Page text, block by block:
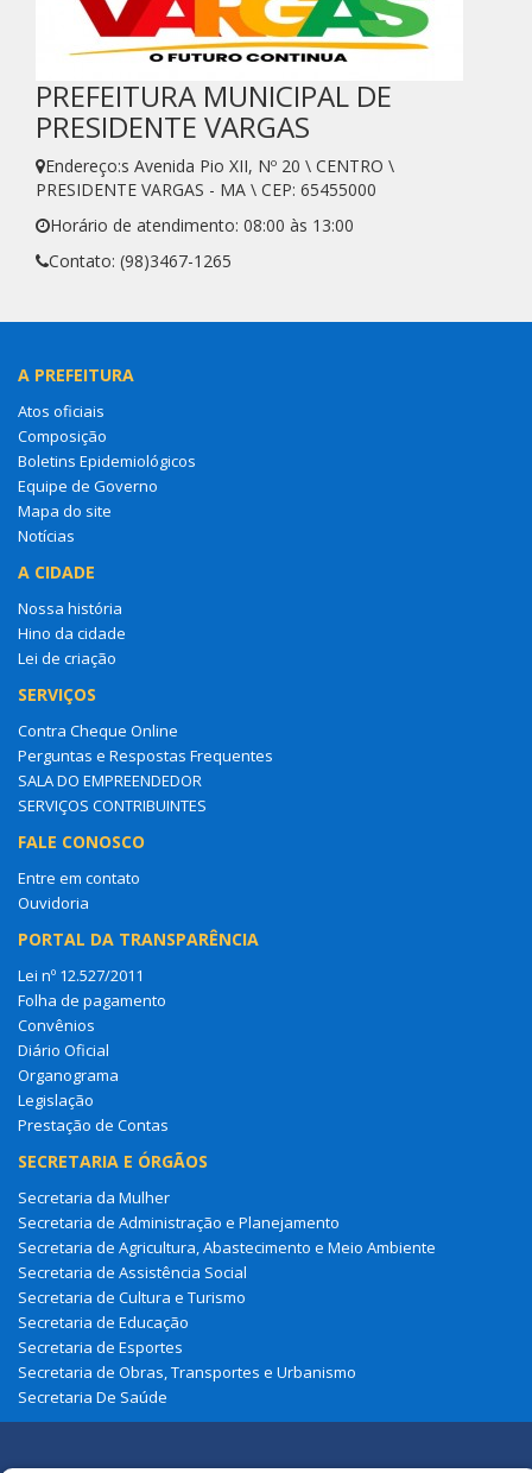
PREFEITURA MUNICIPAL DE
PRESIDENTE VARGAS
Endereço:s Avenida Pio XII, Nº 20 \ CENTRO \
PRESIDENTE VARGAS - MA \ CEP: 65455000
Horário de atendimento: 08:00 às 13:00
Contato: (98)3467-1265
A PREFEITURA
Atos oficiais
Composição
Boletins Epidemiológicos
Equipe de Governo
Mapa do site
Notícias
A CIDADE
Nossa história
Hino da cidade
Lei de criação
SERVIÇOS
Contra Cheque Online
Perguntas e Respostas Frequentes
SALA DO EMPREENDEDOR
SERVIÇOS CONTRIBUINTES
FALE CONOSCO
Entre em contato
Ouvidoria
PORTAL DA TRANSPARÊNCIA
Lei nº 12.527/2011
Folha de pagamento
Convênios
Diário Oficial
Organograma
Legislação
Prestação de Contas
SECRETARIA E ÓRGÃOS
Secretaria da Mulher
Secretaria de Administração e Planejamento
Secretaria de Agricultura, Abastecimento e Meio Ambiente
Secretaria de Assistência Social
Secretaria de Cultura e Turismo
Secretaria de Educação
Secretaria de Esportes
Secretaria de Obras, Transportes e Urbanismo
Secretaria De Saúde